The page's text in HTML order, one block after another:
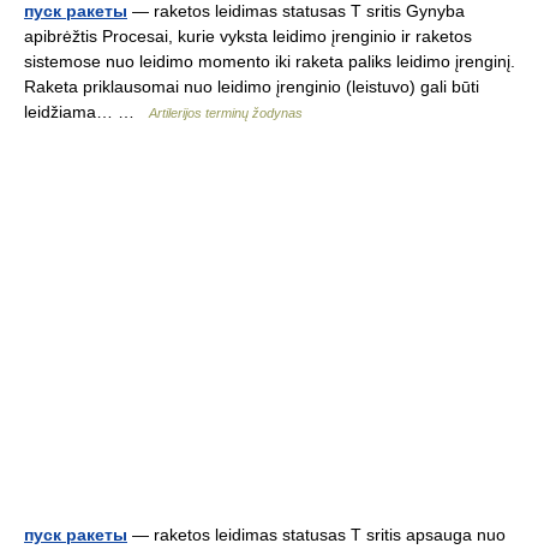
пуск ракеты — raketos leidimas statusas T sritis Gynyba
apibrėžtis Procesai, kurie vyksta leidimo įrenginio ir raketos
sistemose nuo leidimo momento iki raketa paliks leidimo įrenginį.
Raketa priklausomai nuo leidimo įrenginio (leistuvo) gali būti
leidžiama… …
Artilerijos terminų žodynas
пуск ракеты — raketos leidimas statusas T sritis apsauga nuo